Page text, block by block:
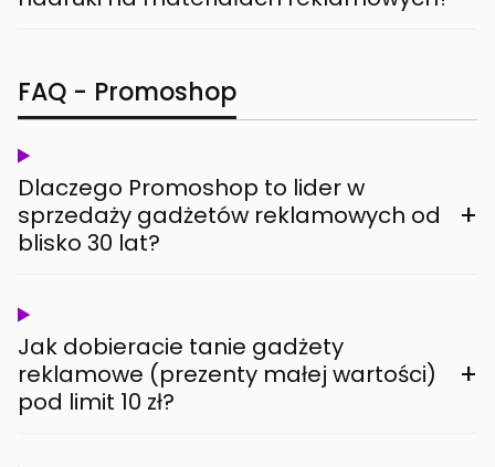
FAQ - Promoshop
Dlaczego Promoshop to lider w
sprzedaży gadżetów reklamowych od
blisko 30 lat?
+
Jak dobieracie tanie gadżety
reklamowe (prezenty małej wartości)
pod limit 10 zł?
+